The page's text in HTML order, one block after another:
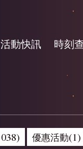
活動快訊 時刻
優惠活動(1)